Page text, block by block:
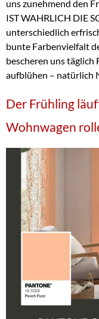
uns zunehmend den
IST WAHRLICH DIE
unterschiedlich
bunte Farbenvielfalt
bescheren uns täglich
aufblühen – natürlich
Der Frühling
Wohnwagen